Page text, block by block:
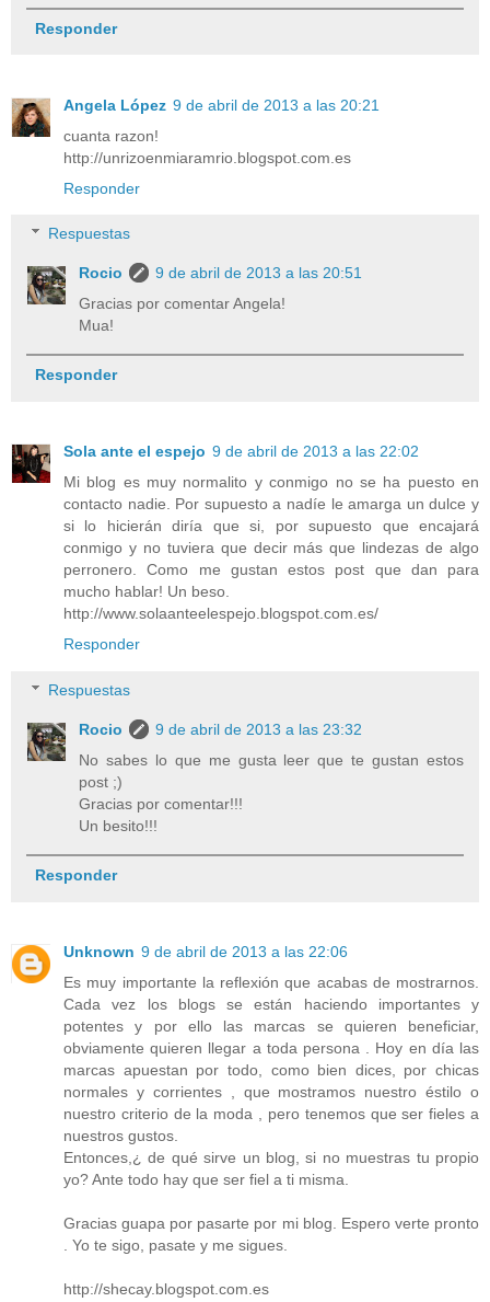
Responder
Angela López 9 de abril de 2013 a las 20:21
cuanta razon!
http://unrizoenmiaramrio.blogspot.com.es
Responder
Respuestas
Rocio
9 de abril de 2013 a las 20:51
Gracias por comentar Angela!
Mua!
Responder
Sola ante el espejo 9 de abril de 2013 a las 22:02
Mi blog es muy normalito y conmigo no se ha puesto en
contacto nadie. Por supuesto a nadíe le amarga un dulce y
si lo hicierán diría que si, por supuesto que encajará
conmigo y no tuviera que decir más que lindezas de algo
perronero. Como me gustan estos post que dan para
mucho hablar! Un beso.
http://www.solaanteelespejo.blogspot.com.es/
Responder
Respuestas
Rocio
9 de abril de 2013 a las 23:32
No sabes lo que me gusta leer que te gustan estos
post ;)
Gracias por comentar!!!
Un besito!!!
Responder
Unknown 9 de abril de 2013 a las 22:06
Es muy importante la reflexión que acabas de mostrarnos.
Cada vez los blogs se están haciendo importantes y
potentes y por ello las marcas se quieren beneficiar,
obviamente quieren llegar a toda persona . Hoy en día las
marcas apuestan por todo, como bien dices, por chicas
normales y corrientes , que mostramos nuestro éstilo o
nuestro criterio de la moda , pero tenemos que ser fieles a
nuestros gustos.
Entonces,¿ de qué sirve un blog, si no muestras tu propio
yo? Ante todo hay que ser fiel a ti misma.
Gracias guapa por pasarte por mi blog. Espero verte pronto
. Yo te sigo, pasate y me sigues.
http://shecay.blogspot.com.es